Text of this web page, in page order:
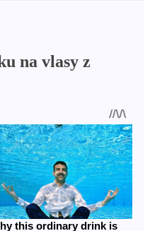
na vlasy z